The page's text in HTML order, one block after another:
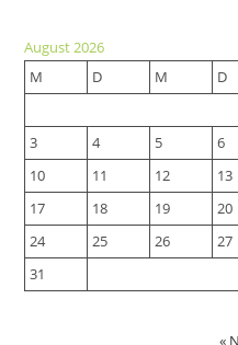
tab
new
tab
August 2026
M
D M D
3
4 5 6
10
11 12 13
17
18 19 20
24
25 26 27
31
«